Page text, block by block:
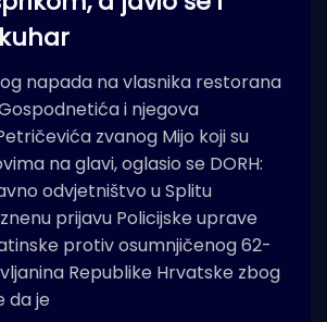
napada na vlasnika restorana
i njegova
zvanog Mijo koji su
na glavi, oglasio se DORH:
odvjetništvo u Splitu
prijavu Policijske uprave
protiv osumnjičenog 62-
Republike Hrvatske zbog
da je